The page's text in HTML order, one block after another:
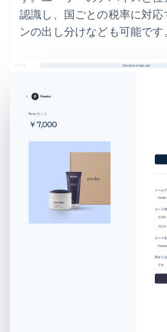
認識し、国ごとの税率に対
ンの出し分けなども可能です
checkout.stripe.com
Pure セット
￥7,000
メール
カード
4242
12/24
カード名
国また
日本